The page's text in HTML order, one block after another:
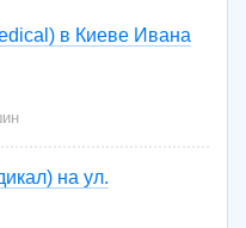
в Киеве Ивана
на ул.